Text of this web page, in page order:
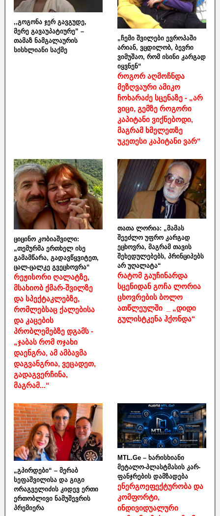
,,გოგონა ჯერ გავგუდე,
მერე გავაუპატიურე” –
თამაზ ნამგალაურის
სისხლიანი საქმე
„ჩემი შვილები ევროპაში
არიან, ვცდილობ, ბევრი
ვიმუშაო, რომ ისინი კარგად
იყვნენ“
როგორ აღმოჩნდა
მეზღვაური ამიკო
ჩოხარაძე სცენაზე - „არ
ვიცი, გემზე როგორი
კაპიტანი ვიქნებოდი,
მაგრამ ხმელეთზე
უკეთესი კაპიტანი ვარ“
ციცინო კობიაშვილი:
„თემურმა ერთხელ ისე
გამამწარა, გადავწყვიტეთ,
ცალ-ცალკე გვეცხოვრა“
რეჟისორი ღალატზე,
მსახიობ ქმარ-შვილზე
და სპექტაკლებზე,
რომლებსაც ქალებისა
და კაცების
პრობლემებზე დგამს -
„ჯაბას რომ ოჯახი
დაენგრა, ამ ამბავმა
დაგვანგრია, ვეცადეთ,
გადაგვერჩინა,
მაგრამ...“
თათა ლორია: „მამას
შეეძლო უფრო კარგად
ეცხოვრა, მაგრამ თავის
შეხედულებებს, პრინციპებს
არ უღალატა“
რატომ გაუჩინარდა
სცენიდან გოჩა ლორია
ცხოვრების ბოლო
ათწლეულში _ „დიდი
გულისტკენა ჰქონდა“
„გპირდები“ – მერაბ
სეფაშვილისა და გიგი
ორაგველიძის კიდევ ერთი
ერთობლივი ნამუშევრის
პრემიერა
MTL.Ge – ხარისხიანი
მეტალო-პლასტმასის კარ-
ფანჯრების დამზადება
ენერგოეფექტურობა და
კომფორტი,
ინდივიდუალური